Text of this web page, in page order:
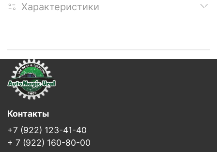
Характеристики
Контакты
+7 (922) 123-41-40
+ 7 (922) 160-80-00